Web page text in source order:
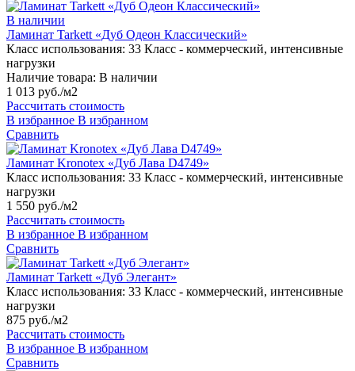
В наличии
Ламинат Tarkett «Дуб Одеон Классический»
Класс использования: 33 Класс - коммерческий, интенсивные
нагрузки
Наличие товара: В наличии
1 013 руб./м2
Рассчитать стоимость
В избранное В избранном
Сравнить
Ламинат Kronotex «Дуб Лава D4749»
Класс использования: 33 Класс - коммерческий, интенсивные
нагрузки
1 550 руб./м2
Рассчитать стоимость
В избранное В избранном
Сравнить
Ламинат Tarkett «Дуб Элегант»
Класс использования: 33 Класс - коммерческий, интенсивные
нагрузки
875 руб./м2
Рассчитать стоимость
В избранное В избранном
Сравнить